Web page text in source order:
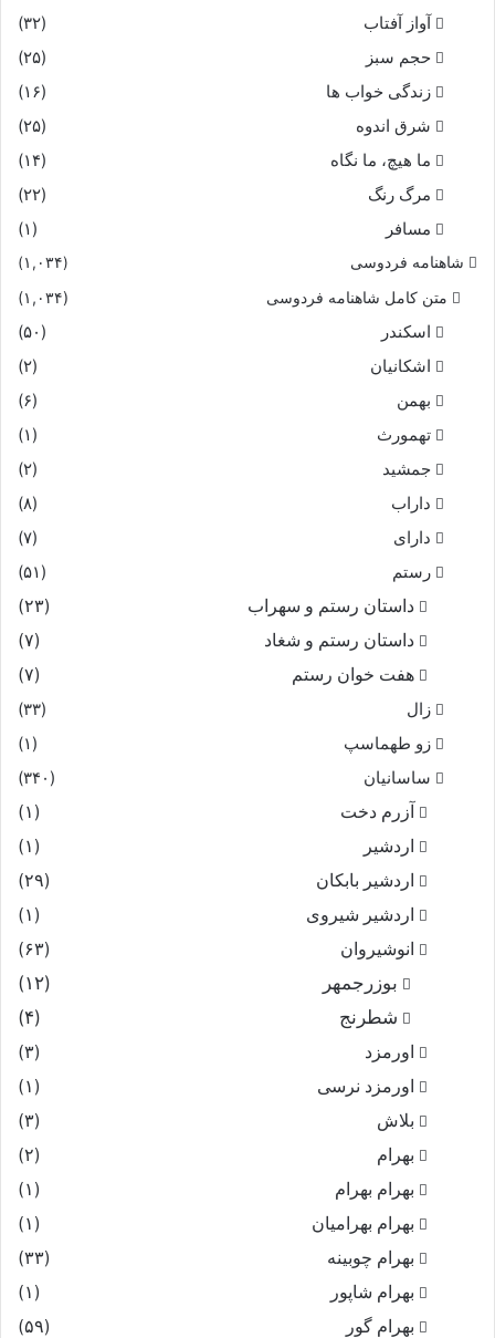
آواز آفتاب
(۳۲)
حجم سبز
(۲۵)
زندگی خواب ها
(۱۶)
شرق اندوه
(۲۵)
ما هیچ، ما نگاه
(۱۴)
مرگ رنگ
(۲۲)
مسافر
(۱)
شاهنامه فردوسی (۱,۰۳۴)
متن کامل شاهنامه فردوسی (۱,۰۳۴)
اسکندر
(۵۰)
اشکانیان
(۲)
بهمن
(۶)
تهمورث
(۱)
جمشید
(۲)
داراب
(۸)
دارای
(۷)
رستم
(۵۱)
داستان رستم و سهراب
(۲۳)
داستان رستم و شغاد
(۷)
هفت خوان رستم‏
(۷)
زال
(۳۳)
زو طهماسپ‏
(۱)
ساسانیان
(۳۴۰)
آزرم دخت
(۱)
اردشیر
(۱)
اردشیر بابکان
(۲۹)
اردشیر شیروی
(۱)
انوشیروان
(۶۳)
بوزرجمهر
(۱۲)
شطرنج
(۴)
اورمزد
(۳)
اورمزد نرسى‏
(۱)
بلاش
(۳)
بهرام
(۲)
بهرام بهرام
(۱)
بهرام بهرامیان‏
(۱)
بهرام چوبینه
(۳۳)
بهرام شاپور
(۱)
بهرام گور
(۵۹)